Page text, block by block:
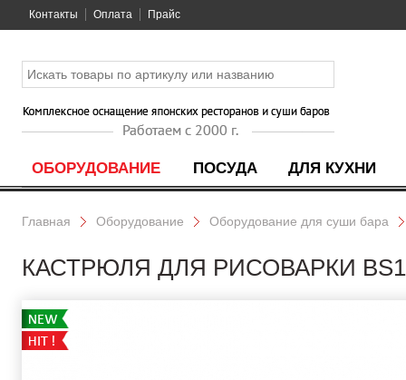
Контакты Оплата Прайс
ОБОРУДОВАНИЕ ПОСУДА ДЛЯ КУХНИ
Главная Оборудование Оборудование для суши бара
КАСТРЮЛЯ ДЛЯ РИСОВАРКИ